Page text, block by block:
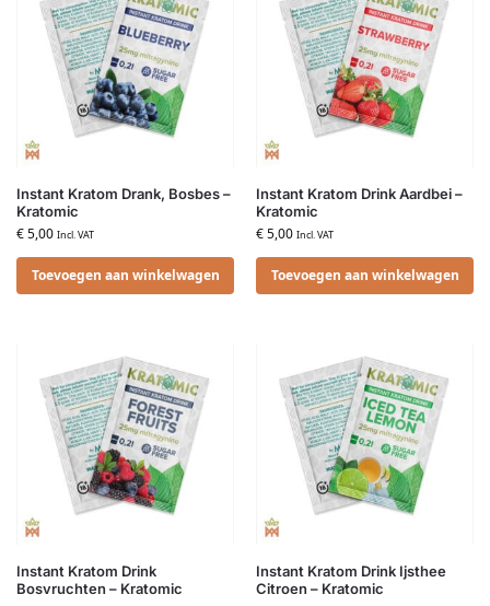
Instant Kratom Drank, Bosbes –
Kratomic
€5,00 Incl. VAT
Toevoegen aan winkelwagen
Instant Kratom Drink Aardbei –
Kratomic
€5,00 Incl. VAT
Toevoegen aan winkelwagen
Instant Kratom Drink
Bosvruchten – Kratomic
Instant Kratom Drink Ijsthee
Citroen – Kratomic